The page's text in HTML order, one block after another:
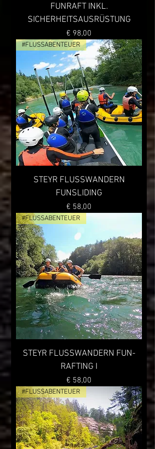
FUNRAFT INKL.
SICHERHEITSAUSRÜSTUNG
Preis
€ 98,00
#FLUSSABENTEUER
STEYR FLUSSWANDERN
FUNSLIDING
Preis
€ 58,00
#FLUSSABENTEUER
STEYR FLUSSWANDERN FUN-
RAFTING I
Preis
€ 58,00
#FLUSSABENTEUER